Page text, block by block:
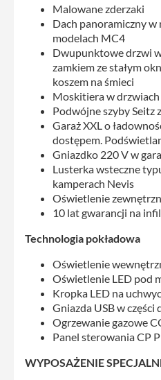
Malowane zderzaki
Dach panoramiczny
modelach MC4
Dwupunktowe drzwi
zamkiem ze stałym
koszem na śmieci
Moskitiera w
Podwójne szyby Seitz
Garaż XXL o
dostępem.
Gniazdko 220 V w
Lusterka wsteczne
kamperach Nevis
Oświetlenie
10 lat gwarancji na
Technologia pokładowa
Oświetlenie
Oświetlenie LED pod
Kropka LED na
Gniazda USB w części
Ogrzewanie gazowe
Panel sterowania CP
WYPOSAŻENIE